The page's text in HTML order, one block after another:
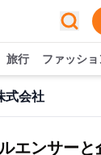
旅行 ファッシ
式会社
エンサーと